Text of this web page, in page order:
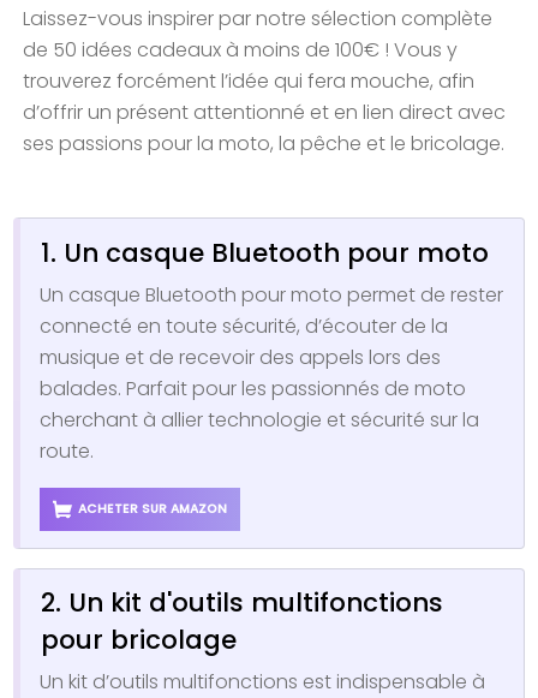
Laissez-vous inspirer par notre sélection complète
de 50 idées cadeaux à moins de 100€ ! Vous y
trouverez forcément l’idée qui fera mouche, afin
d’offrir un présent attentionné et en lien direct avec
ses passions pour la moto, la pêche et le bricolage.
1. Un casque Bluetooth pour moto
Un casque Bluetooth pour moto permet de rester
connecté en toute sécurité, d’écouter de la
musique et de recevoir des appels lors des
balades. Parfait pour les passionnés de moto
cherchant à allier technologie et sécurité sur la
route.
ACHETER SUR AMAZON
2. Un kit d'outils multifonctions
pour bricolage
Un kit d’outils multifonctions est indispensable à